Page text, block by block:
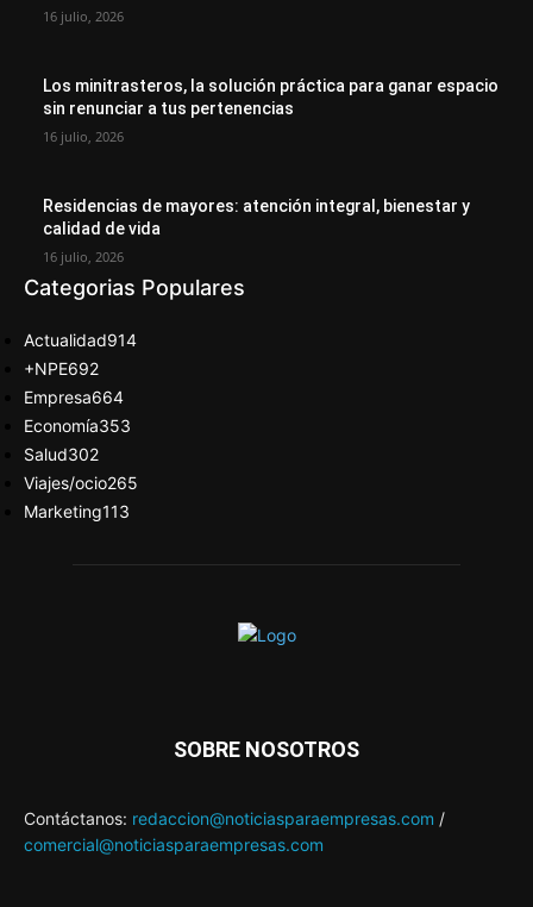
16 julio, 2026
Los minitrasteros, la solución práctica para ganar espacio
sin renunciar a tus pertenencias
16 julio, 2026
Residencias de mayores: atención integral, bienestar y
calidad de vida
16 julio, 2026
Categorias Populares
Actualidad914
+NPE692
Empresa664
Economía353
Salud302
Viajes/ocio265
Marketing113
SOBRE NOSOTROS
Contáctanos: redaccion@noticiasparaempresas.com /
comercial@noticiasparaempresas.com